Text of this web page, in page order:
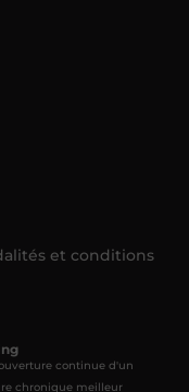
et conditions
continue d'un
chronique meilleur